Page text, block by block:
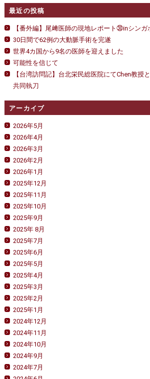
最近の投稿
【番外編】尾﨑医師の現地レポート㉚inシンガ
30日間で62例の大動脈手術を完遂
世界4カ国から9名の医師を迎えました
可能性を信じて
【台湾訪問記】台北栄民総医院にてChen教授
共同執刀
アーカイブ
2026年5月
2026年4月
2026年3月
2026年2月
2026年1月
2025年12月
2025年11月
2025年10月
2025年9月
2025年 8月
2025年7月
2025年6月
2025年5月
2025年4月
2025年3月
2025年2月
2025年1月
2024年12月
2024年11月
2024年10月
2024年9月
2024年7月